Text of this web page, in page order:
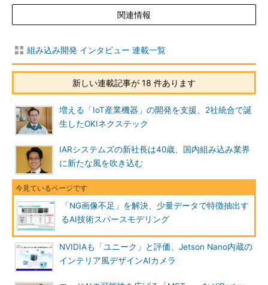
関連情報
組み込み開発 インタビュー 連載一覧
新しい連載記事が 18 件あります
増える「IoT産業機器」の開発を支援、2社統合で誕
生したOKIネクステック
IARシステムズの新社長は40歳、国内組み込み業界
に新たな風を吹き込む
「NG画像不足」を解決、少量データで特徴抽出す
るAI技術スパースモデリング
NVIDIAも「ユニーク」と評価、Jetson Nano内蔵の
インテリア風デザインAIカメラ